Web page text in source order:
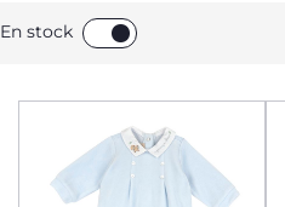
En stock